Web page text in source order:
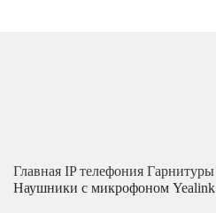
Главная IP телефония Гарнитуры
Наушники с микрофоном Yealink